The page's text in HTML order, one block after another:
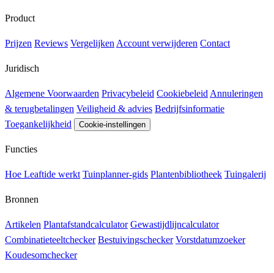
Product
Prijzen Reviews Vergelijken Account verwijderen Contact
Juridisch
Algemene Voorwaarden Privacybeleid Cookiebeleid Annuleringen
& terugbetalingen Veiligheid & advies Bedrijfsinformatie
Toegankelijkheid
Cookie-instellingen
Functies
Hoe Leaftide werkt Tuinplanner-gids Plantenbibliotheek Tuingalerij
Bronnen
Artikelen Plantafstandcalculator Gewastijdlijncalculator
Combinatieteeltchecker Bestuivingschecker Vorstdatumzoeker
Koudesomchecker